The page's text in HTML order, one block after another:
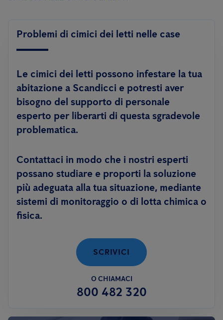
Problemi di cimici dei letti nelle case
Le cimici dei letti possono infestare la tua
abitazione a Scandicci e potresti aver
bisogno del supporto di personale
esperto per liberarti di questa sgradevole
problematica.
Contattaci in modo che i nostri esperti
possano studiare e proporti la soluzione
più adeguata alla tua situazione, mediante
sistemi di monitoraggio o di lotta chimica o
fisica.
SCRIVICI
O CHIAMACI
800 482 320